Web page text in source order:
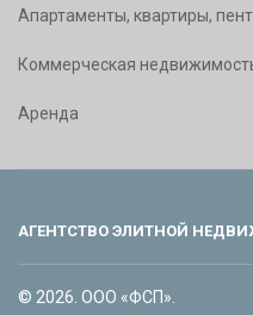
Апартаменты, квартиры,
Коммерческая
Аренда
АГЕНТСТВО ЭЛИТНОЙ
© 2026. ООО «ФСП».